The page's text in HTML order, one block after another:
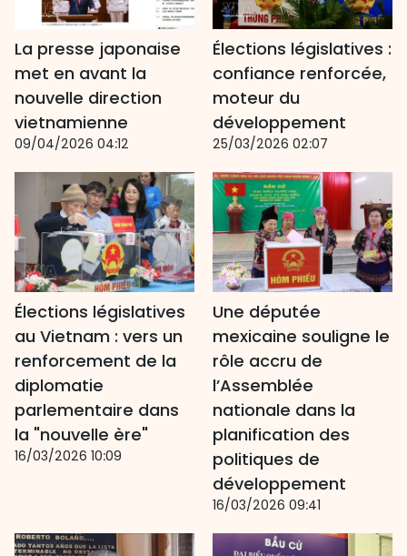
La presse japonaise
met en avant la
nouvelle direction
vietnamienne
09/04/2026 04:12
Élections législatives :
confiance renforcée,
moteur du
développement
25/03/2026 02:07
Élections législatives
au Vietnam : vers un
renforcement de la
diplomatie
parlementaire dans
la "nouvelle ère"
16/03/2026 10:09
Une députée
mexicaine souligne le
rôle accru de
l’Assemblée
nationale dans la
planification des
politiques de
développement
16/03/2026 09:41